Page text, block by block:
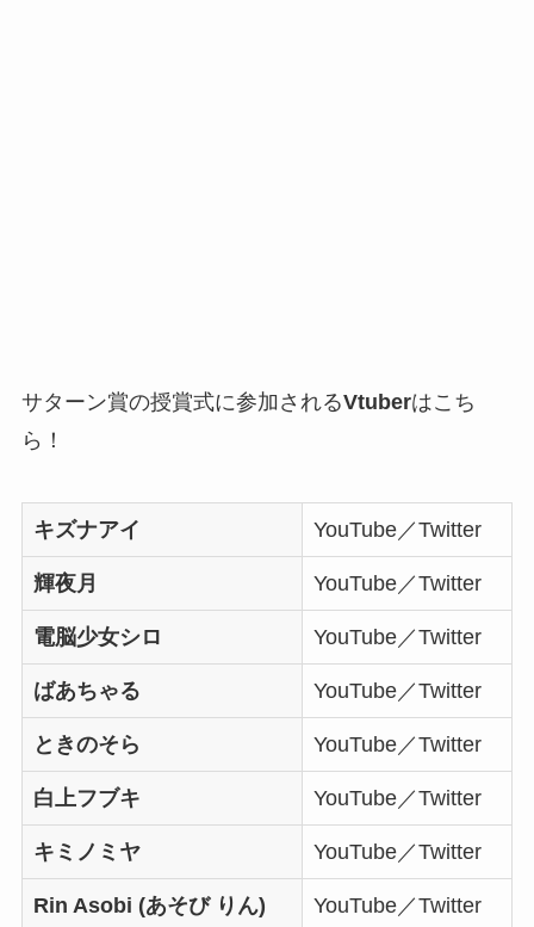
サターン賞の授賞式に参加されるVtuberはこち
ら！
キズナアイ YouTube／Twitter
輝夜月 YouTube／Twitter
電脳少女シロ YouTube／Twitter
ばあちゃる YouTube／Twitter
ときのそら YouTube／Twitter
白上フブキ YouTube／Twitter
キミノミヤ YouTube／Twitter
Rin Asobi (あそび りん) YouTube／Twitter